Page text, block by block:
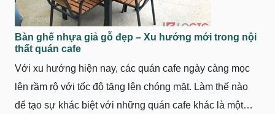
Bàn ghế nhựa giả gỗ đẹp – Xu hướng mới trong nội
thất quán cafe
Với xu hướng hiện nay, các quán cafe ngày càng mọc
lên rầm rộ với tốc độ tăng lên chóng mặt. Làm thế nào
để tạo sự khác biệt với những quán cafe khác là một